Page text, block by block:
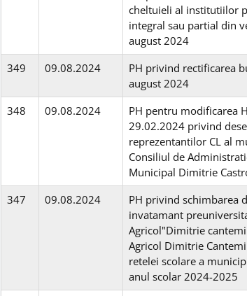
cheltuieli al institutiilor
integral sau partial din
august 2024
349 09.08.2024
PH privind rectificarea
august 2024
348 09.08.2024
PH pentru modificarea
29.02.2024 privind
reprezentantilor CL al
Consiliul de
Municipal Dimitrie
347 09.08.2024
PH privind schimbarea
invatamant
Agricol"Dimitrie
Agricol Dimitrie
retelei scolare a
anul scolar 2024-2025